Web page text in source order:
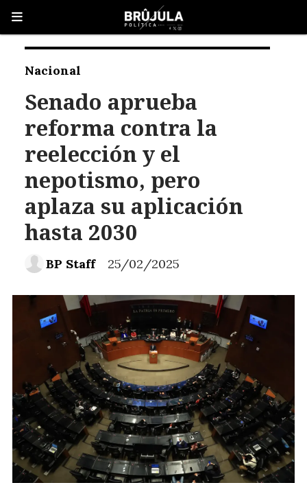
Senado aprueba
reforma contra la
reelección y el
nepotismo, pero
aplaza su aplicación
hasta 2030
Nacional
25/02/2025
BP Staff